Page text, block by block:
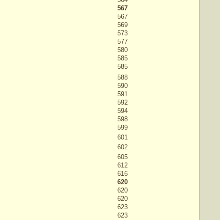
567
567
569
573
577
580
585
585
588
590
591
592
594
598
599
601
602
605
612
616
620
620
620
623
623